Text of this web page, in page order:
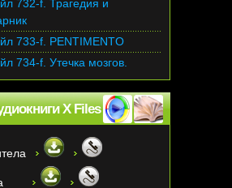
732-f. Трагедия и
733-f. PENTIMENTO
734-f. Утечка мозгов.
X Files